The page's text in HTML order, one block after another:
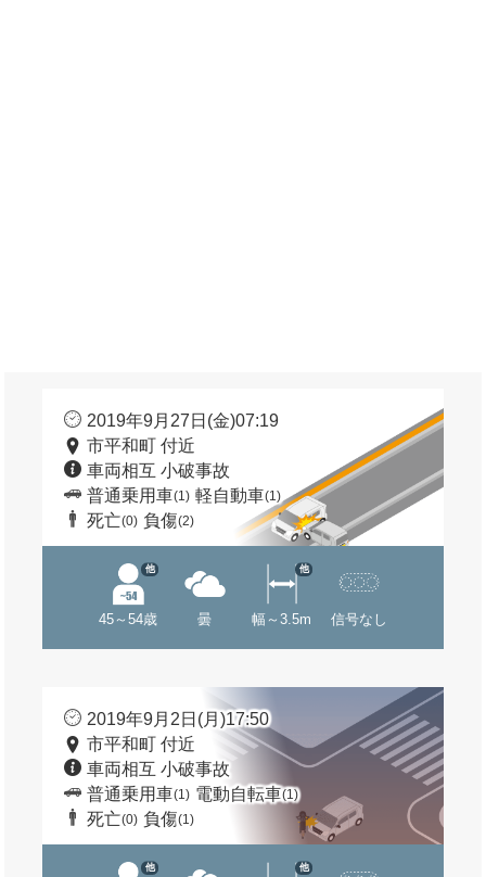
2019年9月27日(金)07:19
市平和町 付近
車両相互 小破事故
普通乗用車(1) 軽自動車(1)
死亡(0) 負傷(2)
45～54歳
他
曇 幅～3.5m
他
信号なし
2019年9月2日(月)17:50
市平和町 付近
車両相互 小破事故
普通乗用車(1) 電動自転車(1)
死亡(0) 負傷(1)
他 他